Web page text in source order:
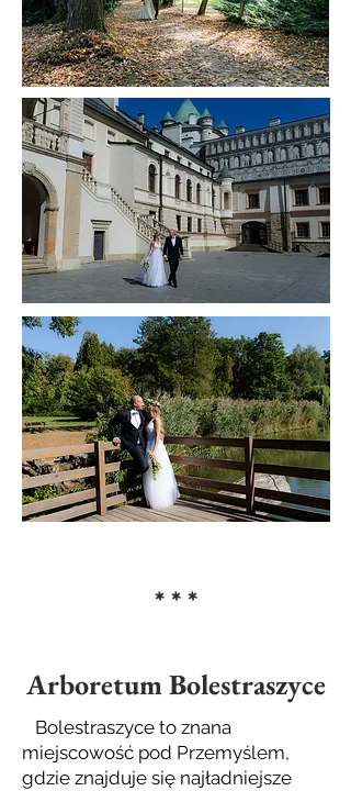
* * *
Arboretum Bolestraszyce
Bolestraszyce to znana
miejscowość pod Przemyślem,
gdzie znajduje się najładniejsze